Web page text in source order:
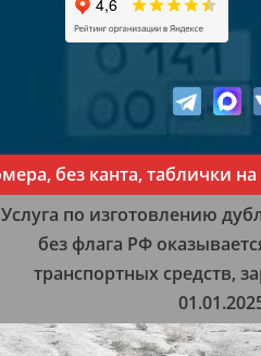
без канта, таблички на
Услуга по изготовлению
без флага РФ
транспортных средств,